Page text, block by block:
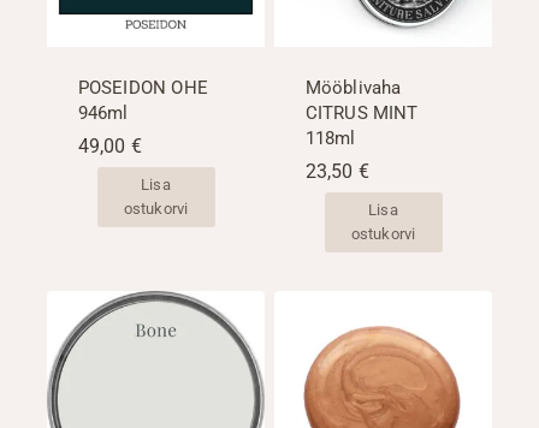
POSEIDON OHE
946ml
49,00 €
Lisa
ostukorvi
Mööblivaha
CITRUS MINT
118ml
23,50 €
Lisa
ostukorvi